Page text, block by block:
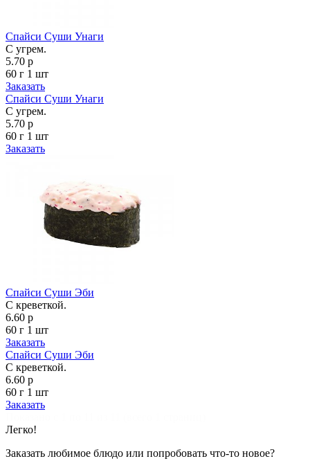
Спайси Суши Унаги
С угрем.
5.70 р
60 г 1 шт
Заказать
Спайси Суши Унаги
С угрем.
5.70 р
60 г 1 шт
Заказать
Спайси Суши Эби
С креветкой.
6.60 р
60 г 1 шт
Заказать
Спайси Суши Эби
С креветкой.
6.60 р
60 г 1 шт
Заказать
Легко!
Заказать любимое блюдо или попробовать что-то новое?